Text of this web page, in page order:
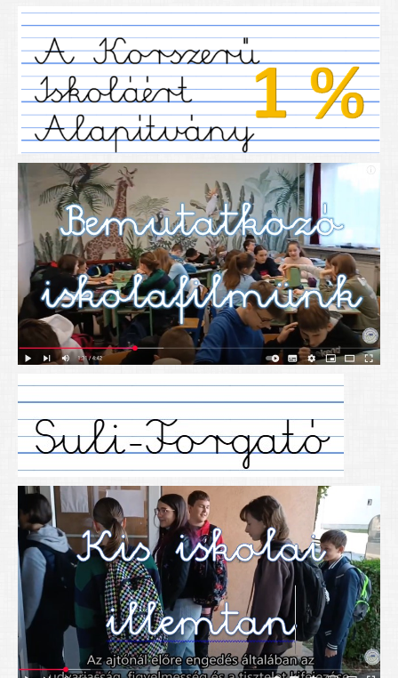
Pályázataink
SIHU
EFOP 325
TÁMOP
TIOP
Határtalanul
Névadónk
UNESCO Társult Iskola
Sportversenyek
Tanulmányi versenyek
Alapítványunk
Nyitva tartás
SZÜLŐKNEK
Google Tanterem, Classroom - útmutató diákoknak
Tanév rendje
Étkezés befizetése
Étlap
eKréta
Diákigazolvány igénylése